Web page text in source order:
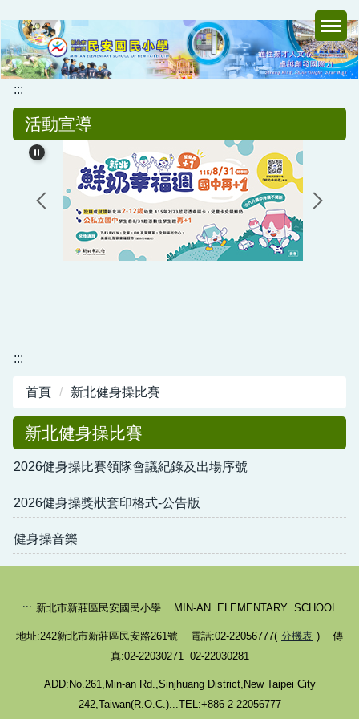
到
主
要
內
容
:::
活動宣導
:::
首頁 新北健身操比賽
新北健身操比賽
2026健身操比賽領隊會議紀錄及出場序號
2026健身操獎狀套印格式-公告版
健身操音樂
::: 新北市新莊區民安國民小學 MIN-AN ELEMENTARY SCHOOL
地址:242新北市新莊區民安路261號 電話:02-22056777( 分機表 ) 傳
真:02-22030271 02-22030281
ADD:No.261,Min-an Rd.,Sinjhuang District,New Taipei City
242,Taiwan(R.O.C.)...TEL:+886-2-22056777